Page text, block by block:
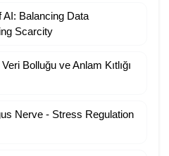
AI: Balancing Data
Scarcity
Bolluğu ve Anlam Kıtlığı
Nerve - Stress Regulation